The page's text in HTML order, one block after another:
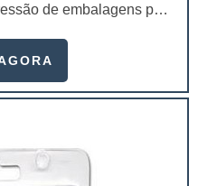
de embalagens para
para quem está no
assim, as embalagens